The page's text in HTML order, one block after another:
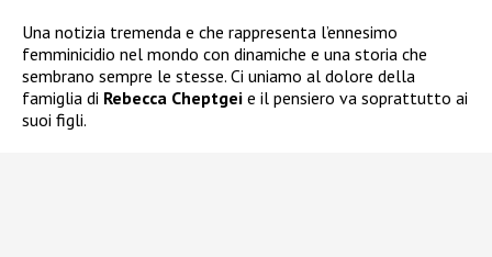
Una notizia tremenda e che rappresenta l’ennesimo
femminicidio nel mondo con dinamiche e una storia che
sembrano sempre le stesse. Ci uniamo al dolore della
famiglia di Rebecca Cheptgei e il pensiero va soprattutto ai
suoi figli.